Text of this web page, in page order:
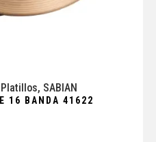
Platillos, SABIAN
16 BANDA 41622